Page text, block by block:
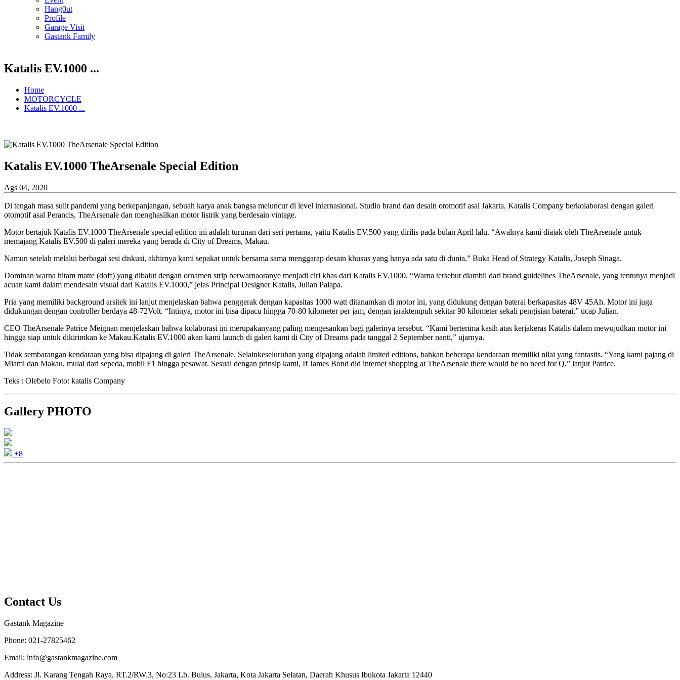
Hang0ut
Profile
Garage Visit
Gastank Family
Katalis EV.1000 ...
Home
MOTORCYCLE
Katalis EV.1000 ...
Katalis EV.1000 TheArsenale Special Edition
Ags 04, 2020
Di tengah masa sulit pandemi yang berkepanjangan, sebuah karya anak bangsa meluncur di level internasional. Studio brand dan desain otomotif asal Jakarta, Katalis Company berkolaborasi dengan galeri
otomotif asal Perancis, TheArsenale dan menghasilkan motor listrik yang berdesain vintage.
Motor bertajuk Katalis EV.1000 TheArsenale special edition ini adalah turunan dari seri pertama, yaitu Katalis EV.500 yang dirilis pada bulan April lalu. “Awalnya kami diajak oleh TheArsenale untuk
memajang Katalis EV.500 di galeri mereka yang berada di City of Dreams, Makau.
Namun setelah melalui berbagai sesi diskusi, akhirnya kami sepakat untuk bersama sama menggarap desain khusus yang hanya ada satu di dunia.” Buka Head of Strategy Katalis, Joseph Sinaga.
Dominan warna hitam matte (doff) yang dibalut dengan ornamen strip berwarnaoranye menjadi ciri khas dari Katalis EV.1000. “Warna tersebut diambil dari brand guidelines TheArsenale, yang tentunya menjadi
acuan kami dalam mendesain visual dari Katalis EV.1000,” jelas Principal Designer Katalis, Julian Palapa.
Pria yang memiliki background arsitek ini lanjut menjelaskan bahwa penggerak dengan kapasitas 1000 watt ditanamkan di motor ini, yang didukung dengan baterai berkapasitas 48V 45Ah. Motor ini juga
didukungan dengan controller berdaya 48-72Volt. “Intinya, motor ini bisa dipacu hingga 70-80 kilometer per jam, dengan jaraktempuh sekitar 90 kilometer sekali pengisian baterai,” ucap Julian.
CEO TheArsenale Patrice Meignan menjelaskan bahwa kolaborasi ini merupakanyang paling mengesankan bagi galerinya tersebut. “Kami berterima kasih atas kerjakeras Katalis dalam mewujudkan motor ini
hingga siap untuk dikirimkan ke Makau.Katalis EV.1000 akan kami launch di galeri kami di City of Dreams pada tanggal 2 September nanti,” ujarnya.
Tidak sembarangan kendaraan yang bisa dipajang di galeri TheArsenale. Selainkeseluruhan yang dipajang adalah limited editions, bahkan beberapa kendaraan memiliki nilai yang fantastis. “Yang kami pajang di
Miami dan Makau, mulai dari sepeda, mobil F1 hingga pesawat. Sesuai dengan prinsip kami, If James Bond did internet shopping at TheArsenale there would be no need for Q,” lanjut Patrice.
Teks : Olebelo Foto: katalis Company
Gallery PHOTO
+8
Contact Us
Gastank Magazine
Phone: 021-27825462
Email: info@gastankmagazine.com
Address: Jl. Karang Tengah Raya, RT.2/RW.3, No:23 Lb. Bulus, Jakarta, Kota Jakarta Selatan, Daerah Khusus Ibukota Jakarta 12440